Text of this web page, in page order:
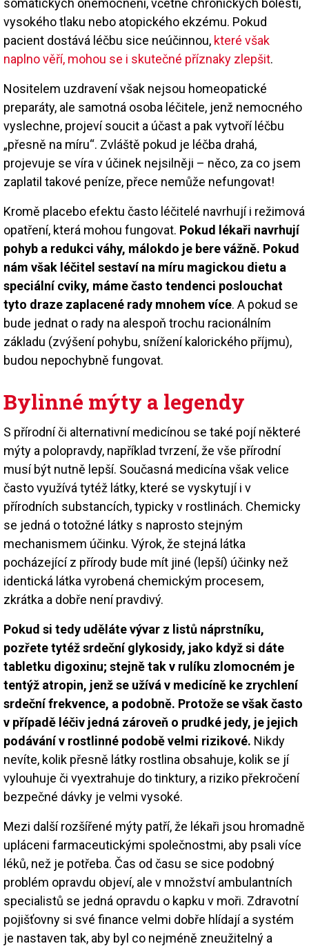
somatických onemocnění, včetně chronických bolestí,
vysokého tlaku nebo atopického ekzému. Pokud
pacient dostává léčbu sice neúčinnou, které však
naplno věří, mohou se i skutečné příznaky zlepšit.
Nositelem uzdravení však nejsou homeopatické
preparáty, ale samotná osoba léčitele, jenž nemocného
vyslechne, projeví soucit a účast a pak vytvoří léčbu
„přesně na míru“. Zvláště pokud je léčba drahá,
projevuje se víra v účinek nejsilněji – něco, za co jsem
zaplatil takové peníze, přece nemůže nefungovat!
Kromě placebo efektu často léčitelé navrhují i režimová
opatření, která mohou fungovat. Pokud lékaři navrhují
pohyb a redukci váhy, málokdo je bere vážně. Pokud
nám však léčitel sestaví na míru magickou dietu a
speciální cviky, máme často tendenci poslouchat
tyto draze zaplacené rady mnohem více. A pokud se
bude jednat o rady na alespoň trochu racionálním
základu (zvýšení pohybu, snížení kalorického příjmu),
budou nepochybně fungovat.
Bylinné mýty a legendy
S přírodní či alternativní medicínou se také pojí některé
mýty a polopravdy, například tvrzení, že vše přírodní
musí být nutně lepší. Současná medicína však velice
často využívá tytéž látky, které se vyskytují i v
přírodních substancích, typicky v rostlinách. Chemicky
se jedná o totožné látky s naprosto stejným
mechanismem účinku. Výrok, že stejná látka
pocházející z přírody bude mít jiné (lepší) účinky než
identická látka vyrobená chemickým procesem,
zkrátka a dobře není pravdivý.
Pokud si tedy uděláte vývar z listů náprstníku,
pozřete tytéž srdeční glykosidy, jako když si dáte
tabletku digoxinu; stejně tak v rulíku zlomocném je
tentýž atropin, jenž se užívá v medicíně ke zrychlení
srdeční frekvence, a podobně. Protože se však často
v případě léčiv jedná zároveň o prudké jedy, je jejich
podávání v rostlinné podobě velmi rizikové. Nikdy
nevíte, kolik přesně látky rostlina obsahuje, kolik se jí
vylouhuje či vyextrahuje do tinktury, a riziko překročení
bezpečné dávky je velmi vysoké.
Mezi další rozšířené mýty patří, že lékaři jsou hromadně
upláceni farmaceutickými společnostmi, aby psali více
léků, než je potřeba. Čas od času se sice podobný
problém opravdu objeví, ale v množství ambulantních
specialistů se jedná opravdu o kapku v moři. Zdravotní
pojišťovny si své finance velmi dobře hlídají a systém
je nastaven tak, aby byl co nejméně zneužitelný a